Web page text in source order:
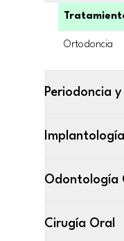
Ortodoncia
Periodoncia
Odontología
Cirugía Oral